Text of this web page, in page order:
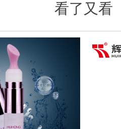
看了又看